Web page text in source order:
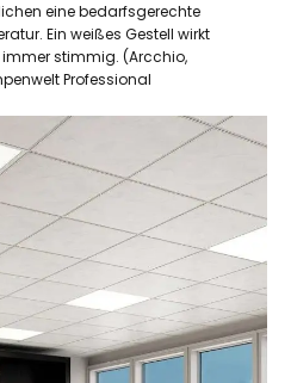
eine bedarfsgerechte
Ein weißes Gestell wirkt
stimmig. (Arcchio,
Professional